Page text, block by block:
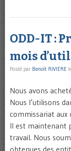
ODD-IT :
mois
Posté par Benoît RIVIERE
Nous avons
Nous l’utilisons
commissariat
Il est maintenant
travail. Nous